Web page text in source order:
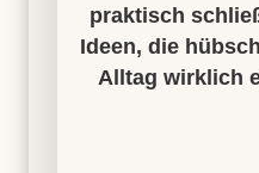
praktisch
Ideen, die
Alltag wirklich